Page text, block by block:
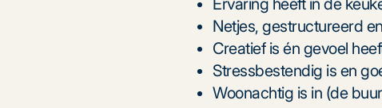
Ervaring heeft in de
Netjes, gestructureerd
Creatief is én gevoel
Stressbestendig is en
Woonachtig is in (de